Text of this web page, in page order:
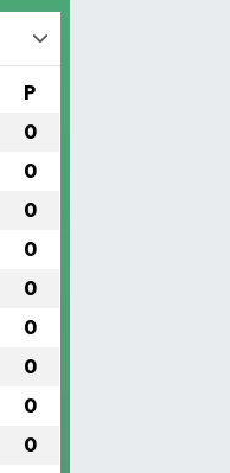
P
0
0
0
0
0
0
0
0
0